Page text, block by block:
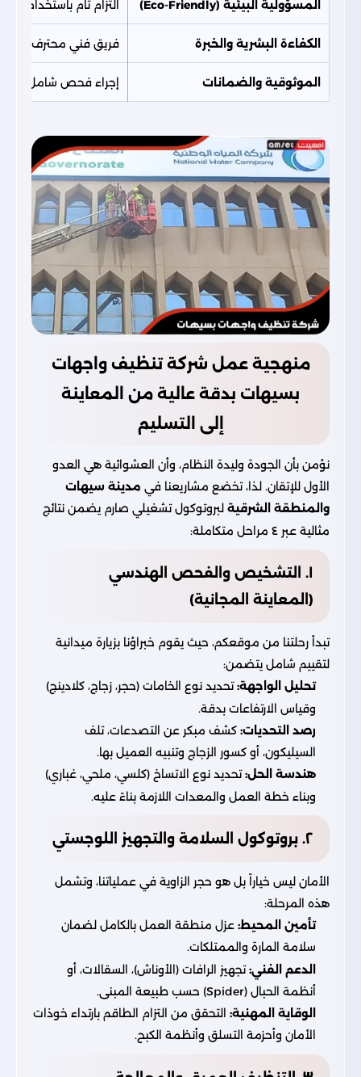
المسؤولية البيئية (Eco-Friendly) التزام تام باستخدام
الكفاءة البشرية والخبرة فريق فني محترف يخضع
الموثوقية والضمانات إجراء فحص شامل
منهجية عمل شركة تنظيف واجهات
بسيهات بدقة عالية من المعاينة
إلى التسليم
نؤمن بأن الجودة وليدة النظام، وأن العشوائية هي العدو
الأول للإتقان. لذا، تخضع مشاريعنا في مدينة سيهات
والمنطقة الشرقية لبروتوكول تشغيلي صارم يضمن نتائج
مثالية عبر ٤ مراحل متكاملة:
١. التشخيص والفحص الهندسي
(المعاينة المجانية)
تبدأ رحلتنا من موقعكم، حيث يقوم خبراؤنا بزيارة ميدانية
لتقييم شامل يتضمن:
تحليل الواجهة:تحديد نوع الخامات (حجر، زجاج، كلادينج)
وقياس الارتفاعات بدقة.
رصد التحديات: كشف مبكر عن التصدعات، تلف
السيليكون، أو كسور الزجاج وتنبيه العميل بها.
هندسة الحل:تحديد نوع الاتساخ (كلسي، ملحي، غباري)
وبناء خطة العمل والمعدات اللازمة بناءً عليه.
٢. بروتوكول السلامة والتجهيز اللوجستي
الأمان ليس خياراً بل هو حجر الزاوية في عملياتنا، وتشمل
هذه المرحلة:
تأمين المحيط: عزل منطقة العمل بالكامل لضمان
سلامة المارة والممتلكات.
الدعم الفني:تجهيز الرافات (الأوناش)، السقالات، أو
أنظمة الحبال (Spider) حسب طبيعة المبنى.
الوقاية المهنية: التحقق من التزام الطاقم بارتداء خوذات
الأمان وأحزمة التسلق وأنظمة الكبح.